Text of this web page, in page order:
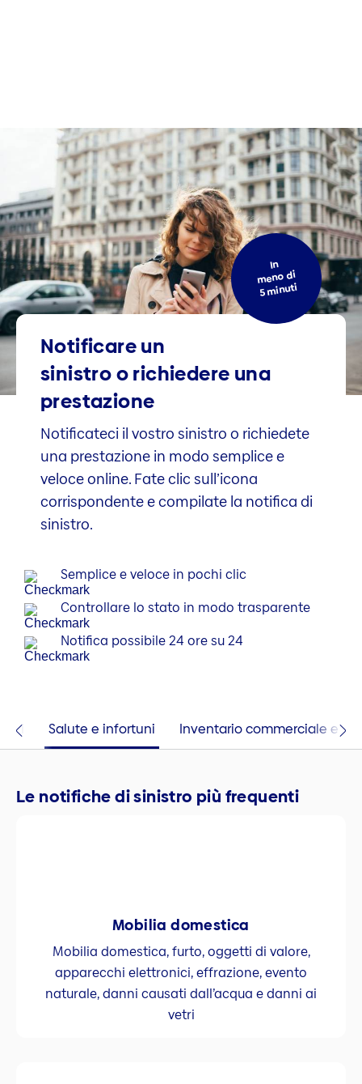
In
meno di
5 minuti
Notificare un
sinistro o richiedere una
prestazione
Notificateci il vostro sinistro o richiedete
una prestazione in modo semplice e
veloce online. Fate clic sull’icona
corrispondente e compilate la notifica di
sinistro.
Semplice e veloce in pochi clic
Controllare lo stato in modo trasparente
Notifica possibile 24 ore su 24
Salute e infortuni Inventario commerciale e
Le notifiche di sinistro più frequenti
Mobilia domestica
Mobilia domestica, furto, oggetti di valore,
apparecchi elettronici, effrazione, evento
naturale, danni causati dall’acqua e danni ai
vetri